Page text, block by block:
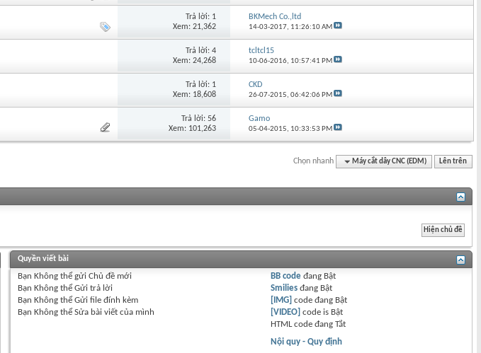
Trả lời: 1
Xem: 21,362
BKMech Co.,ltd
14-03-2017, 11:26:10 AM
Trả lời: 4
Xem: 24,268
tcltcl15
10-06-2016, 10:57:41 PM
Trả lời: 1
Xem: 18,608
CKD
26-07-2015,06:42:06 PM
Trả lời: 56
Xem: 101,263
Gamo
05-04-2015, 10:33:53 PM
Chọn nhanh Máy cắt dây CNC (EDM) Lên trên
Quyền viết bài
Bạn Không thểgửi Chủ đề mới
Bạn Không thểGửi trả lời
Bạn Không thểGửi file đính kèm
Bạn Không thểSửa bài viết của mình
BB code đang Bật
Smilies đang Bật
[IMG] code đang Bật
[VIDEO] code is Bật
HTML code đangTắt
Nội quy - Quy định